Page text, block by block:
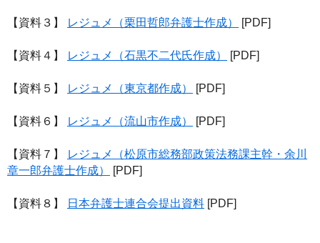
【資料３】 レジュメ（栗田哲郎弁護士作成） [PDF]
【資料４】 レジュメ（石黒不二代氏作成） [PDF]
【資料５】 レジュメ（東京都作成） [PDF]
【資料６】 レジュメ（流山市作成） [PDF]
【資料７】
レジュメ（松原市総務部政策法務課主幹・余川
章一郎弁護士作成）
[PDF]
【資料８】 日本弁護士連合会提出資料 [PDF]